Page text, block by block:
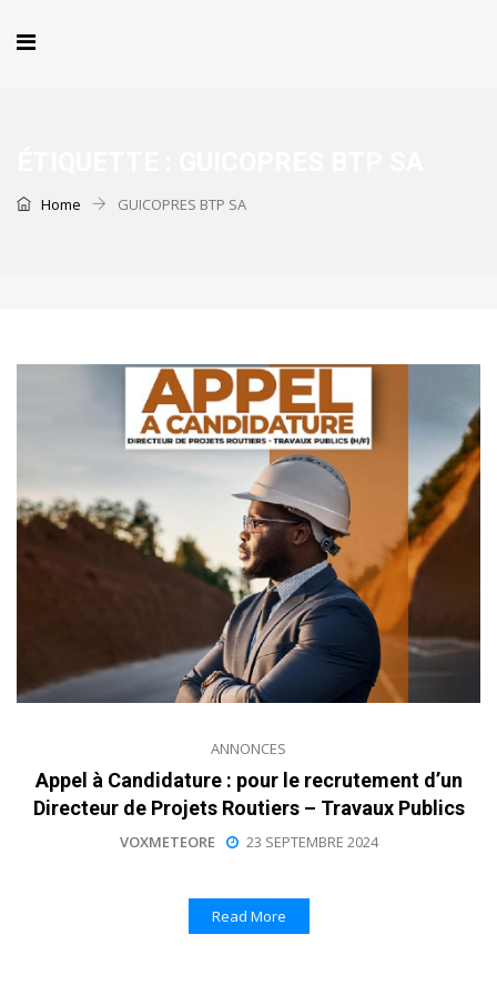
Home GUICOPRES BTP SA
ANNONCES
Appel à Candidature : pour le recrutement d’un
Directeur de Projets Routiers – Travaux Publics
VOXMETEORE 23 SEPTEMBRE 2024
Read More